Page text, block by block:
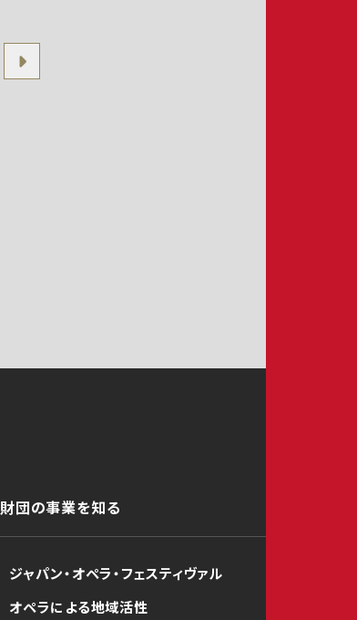
財団の事業を知る
ジャパン・オペラ・フェスティヴァル
オペラによる地域活性